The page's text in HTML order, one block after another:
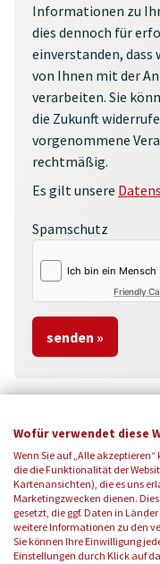
Informationen zu
dies dennoch für
einverstanden, dass
von Ihnen mit der
verarbeiten. Sie
die Zukunft
vorgenommene
rechtmäßig.
Es gilt unsere
Spamschutz
Friendly
Wofür verwendet diese
Wenn Sie auf „Alle
die die Funktionalität der
Kartenansichten), die es uns
Marketingzwecken dienen.
gesetzt, die ggf. Daten in
weitere Informationen zu den
Sie können Ihre Einwilligung
Einstellungen durch Klick auf